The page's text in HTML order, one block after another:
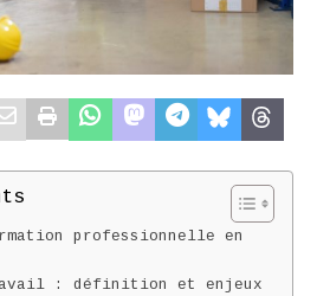
professionnelle en
: définition et enjeux